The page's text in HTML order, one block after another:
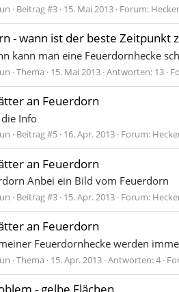
Beitrag #3 15. Mai 2013 Forum:
- wann ist der beste Zeitpunkt
kann man eine Feuerdornhecke
Thema 15. Mai 2013 Antworten: 13
an Feuerdorn
Info
Beitrag #5 16. Apr. 2013 Forum:
an Feuerdorn
Anbei ein Bild vom Feuerdorn
Beitrag #3 15. Apr. 2013 Forum:
an Feuerdorn
Feuerdornhecke werden
Thema 15. Apr. 2013 Antworten: 4